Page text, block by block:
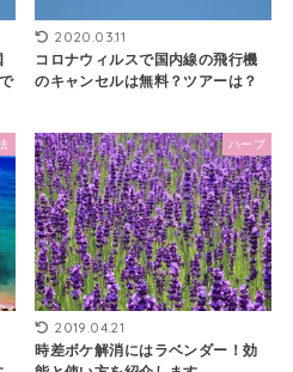
2020.03.11
コロナウィルスで国内線の飛行機
のキャンセルは無料？ツアーは？
ハーブ
2019.04.21
時差ボケ解消にはラベンダー！効